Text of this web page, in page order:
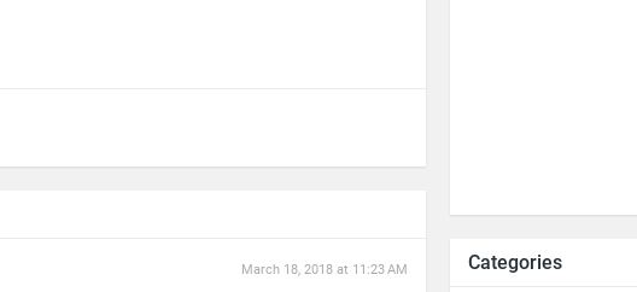
March 18, 2018 at 11:23 AM Categories